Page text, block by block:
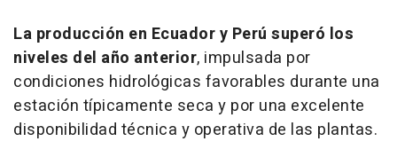
La producción en Ecuador y Perú superó los
niveles del año anterior, impulsada por
condiciones hidrológicas favorables durante una
estación típicamente seca y por una excelente
disponibilidad técnica y operativa de las plantas.